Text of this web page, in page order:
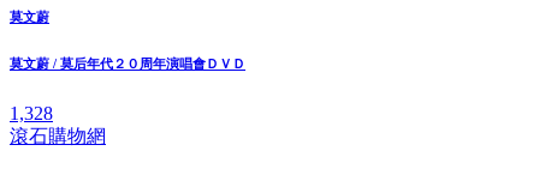
莫文蔚
莫文蔚 / 莫后年代２０周年演唱會ＤＶＤ
1,328
滾石購物網